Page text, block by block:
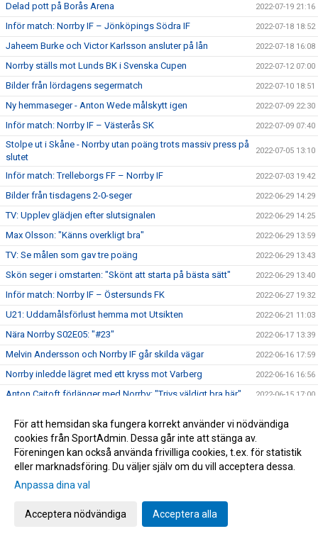
Delad pott på Borås Arena 2022-07-19 21:16
Inför match: Norrby IF – Jönköpings Södra IF 2022-07-18 18:52
Jaheem Burke och Victor Karlsson ansluter på lån 2022-07-18 16:08
Norrby ställs mot Lunds BK i Svenska Cupen 2022-07-12 07:00
Bilder från lördagens segermatch 2022-07-10 18:51
Ny hemmaseger - Anton Wede målskytt igen 2022-07-09 22:30
Inför match: Norrby IF – Västerås SK 2022-07-09 07:40
Stolpe ut i Skåne - Norrby utan poäng trots massiv press på
slutet
2022-07-05 13:10
Inför match: Trelleborgs FF – Norrby IF 2022-07-03 19:42
Bilder från tisdagens 2-0-seger 2022-06-29 14:29
TV: Upplev glädjen efter slutsignalen 2022-06-29 14:25
Max Olsson: "Känns overkligt bra" 2022-06-29 13:59
TV: Se målen som gav tre poäng 2022-06-29 13:43
Skön seger i omstarten: "Skönt att starta på bästa sätt" 2022-06-29 13:40
Inför match: Norrby IF – Östersunds FK 2022-06-27 19:32
U21: Uddamålsförlust hemma mot Utsikten 2022-06-21 11:03
Nära Norrby S02E05: "#23" 2022-06-17 13:39
Melvin Andersson och Norrby IF går skilda vägar 2022-06-16 17:59
Norrby inledde lägret med ett kryss mot Varberg 2022-06-16 16:56
Anton Cajtoft förlänger med Norrby: "Trivs väldigt bra här" 2022-06-15 17:00
Inga poäng när Norrby avslutade vårsäsongen
TV: Max Olsson om att äntligen vara tillbaka i truppen 2022-05-27 17:44
Inför match: IK Brage – Norrby IF
Norrby IF och Abbas Mohamad går skilda vägar
U21: Tung kväll på Borås Arena
För att hemsidan ska fungera korrekt använder vi nödvändiga
cookies från SportAdmin. Dessa går inte att stänga av.
Föreningen kan också använda frivilliga cookies, t.ex. för statistik
eller marknadsföring. Du väljer själv om du vill acceptera dessa.
Anpassa dina val
Acceptera nödvändiga Acceptera alla